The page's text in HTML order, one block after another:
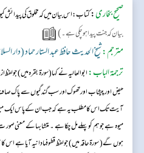
صحیح بخاری:کتاب: اس بیان میں کہ مخلوق کی پیدائش
بیان کہ جنت پیدا ہوچکی ہے۔)
مترجم:شیخ الحدیث حافظ عبد الستار حماد (دار
ترجمۃ الباب:ابوالعالیہ نے کہا ( سورۃ بقرہ میں ) جو
حیض اور پیشاب اور تھوک اور سب گندگیوں سے پاک صاف
آیت تک اس کا مطلب یہ ہے کہ جب ان کے پاس ایک میوہ
میوہ ہے جو ہم کو پہلے مل چکا ہے ۔ متشابہا کے معنی
ہوں گے ( سورۃ حاقہ میں ) جو لفظ قطوفہا دانیہ آیا